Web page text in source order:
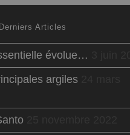
Articles
évolue…
argiles